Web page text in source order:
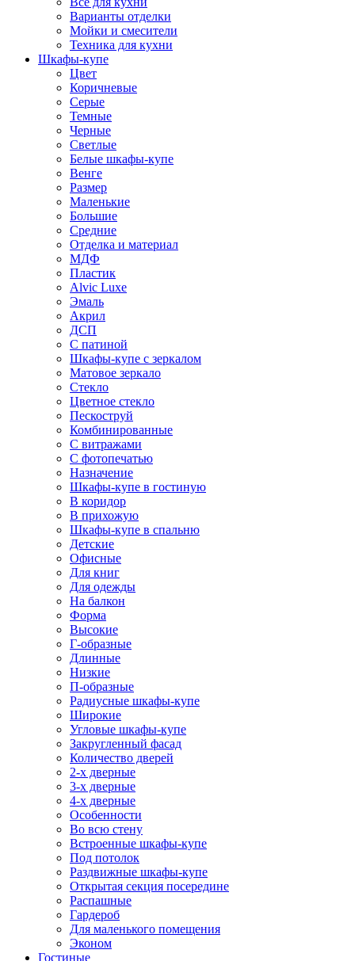
Варианты отделки
Мойки и смесители
Техника для кухни
Шкафы-купе
Цвет
Коричневые
Серые
Темные
Черные
Светлые
Белые шкафы-купе
Венге
Размер
Маленькие
Большие
Средние
Отделка и материал
МДФ
Пластик
Alvic Luxe
Эмаль
Акрил
ДСП
С патиной
Шкафы-купе с зеркалом
Матовое зеркало
Стекло
Цветное стекло
Пескоструй
Комбинированные
С витражами
С фотопечатью
Назначение
Шкафы-купе в гостиную
В коридор
В прихожую
Шкафы-купе в спальню
Детские
Офисные
Для книг
Для одежды
На балкон
Форма
Высокие
Г-образные
Длинные
Низкие
П-образные
Радиусные шкафы-купе
Широкие
Угловые шкафы-купе
Закругленный фасад
Количество дверей
2-х дверные
3-х дверные
4-х дверные
Особенности
Во всю стену
Встроенные шкафы-купе
Под потолок
Раздвижные шкафы-купе
Открытая секция посередине
Распашные
Гардероб
Для маленького помещения
Эконом
Гостиные